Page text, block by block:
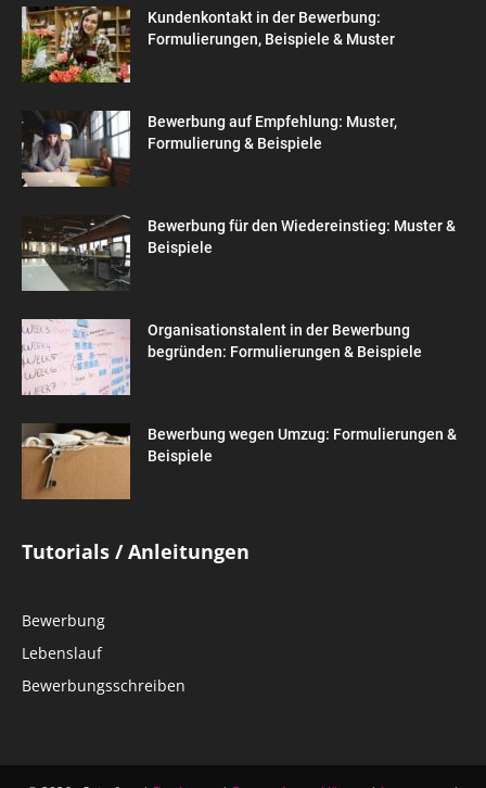
Kundenkontakt in der Bewerbung:
Formulierungen, Beispiele & Muster
Bewerbung auf Empfehlung: Muster,
Formulierung & Beispiele
Bewerbung für den Wiedereinstieg: Muster &
Beispiele
Organisationstalent in der Bewerbung
begründen: Formulierungen & Beispiele
Bewerbung wegen Umzug: Formulierungen &
Beispiele
Tutorials / Anleitungen
Bewerbung
Lebenslauf
Bewerbungsschreiben